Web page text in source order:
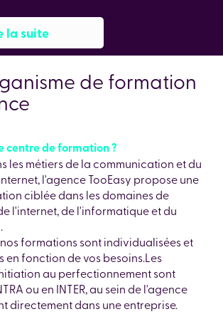
la suite
de formation
centre de formation ?
les métiers de la communication et du
l'agence TooEasy propose une
ciblée dans les domaines de
l'internet, de l'informatique et du
formations sont individualisées et
en fonction de vos besoins.Les
au perfectionnement sont
ou en INTER, au sein de l'agence
directement dans une entreprise.